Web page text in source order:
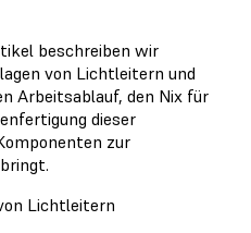
beschreiben wir
von Lichtleitern und
Arbeitsablauf, den Nix für
dieser
zur
Lichtleitern